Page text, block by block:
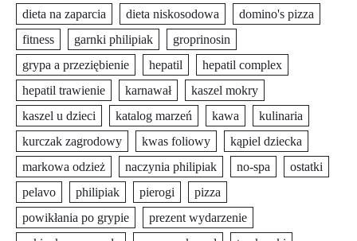
dieta na zaparcia
dieta niskosodowa
domino's pizza
fitness
garnki philipiak
groprinosin
grypa a przeziębienie
hepatil
hepatil complex
hepatil trawienie
karnawał
kaszel mokry
kaszel u dzieci
katalog marzeń kawa
kulinaria
kurczak zagrodowy
kwas foliowy
kąpiel dziecka
markowa odzież
naczynia philipiak no-spa
ostatki
pelavo
philipiak pierogi
pizza
powikłania po grypie
prezent wydarzenie